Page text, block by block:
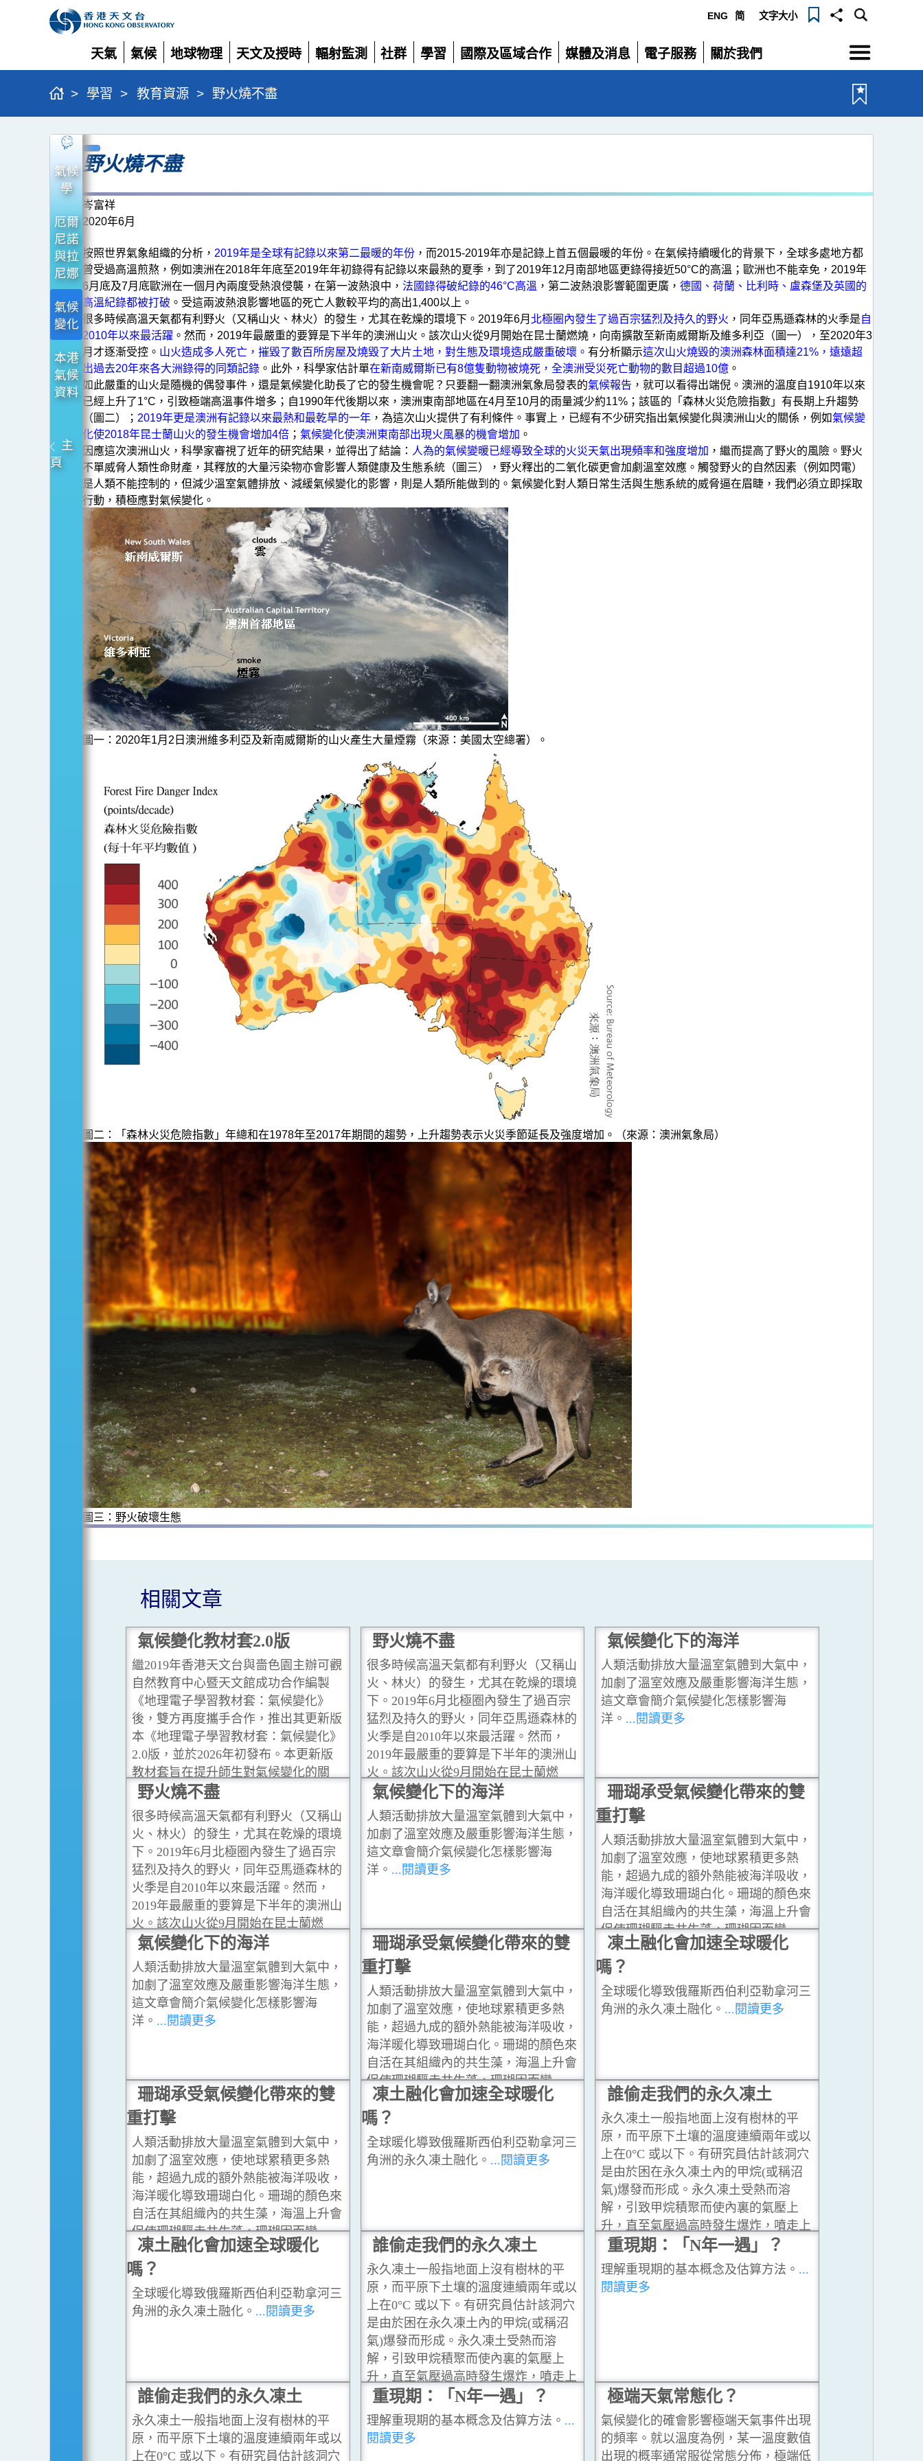
ENG 简 文字大小
天氣
展
開
氣候
展
開
地球物理
展
開
天文及授時
展
開
輻射監測
展
社群
展
學習
展
國際及區域合作
展
媒體及消息
展
電子服務
展
關於我們
展
選
單
> 學習 > 教育資源 > 野火燒不盡
野
火
燒
不
盡
氣候
學
厄爾
尼諾
與拉
尼娜
氣候
變化
本港
氣候
資料
主
頁
野火燒不盡
岑富祥
2020年6月
按照世界氣象組織的分析， 2019年是全球有記錄以來第二最暖的年份 ，而2015-2019年亦是記錄上首五個最暖的年份。在氣候持續暖化的背景下，全球多處地方都
曾受過高溫煎熬，例如澳洲在2018年年底至2019年年初錄得有記錄以來最熱的夏季，到了2019年12月南部地區更錄得接近50°C的高溫；歐洲也不能幸免，2019年
6月底及7月底歐洲在一個月內兩度受熱浪侵襲，在第一波熱浪中，法國錄得破紀錄的46°C高溫 ，第二波熱浪影響範圍更廣，德國、荷蘭、比利時、盧森堡及英國的
高溫紀錄都被打破 。受這兩波熱浪影響地區的死亡人數較平均的高出1,400以上。
很多時候高溫天氣都有利野火（又稱山火、林火）的發生，尤其在乾燥的環境下。2019年6月 北極圈內發生了過百宗猛烈及持久的野火 ，同年亞馬遜森林的火季是自
2010年以來最活躍 。然而，2019年最嚴重的要算是下半年的澳洲山火。該次山火從9月開始在昆士蘭燃燒，向南擴散至新南威爾斯及維多利亞（圖一），至2020年3
月才逐漸受控。 山火造成多人死亡，摧毀了數百所房屋及燒毀了大片土地，對生態及環境造成嚴重破壞。有分析顯示這次山火燒毀的澳洲森林面積達21%，遠遠超
出過去20年來各大洲錄得的同類記錄 。此外，科學家估計單在新南威爾斯已有8億隻動物被燒死，全澳洲受災死亡動物的數目超過10億 。
如此嚴重的山火是隨機的偶發事件，還是氣候變化助長了它的發生機會呢？只要翻一翻澳洲氣象局發表的氣候報告 ，就可以看得出端倪。澳洲的溫度自1910年以來
已經上升了1°C，引致極端高溫事件增多；自1990年代後期以來，澳洲東南部地區在4月至10月的雨量減少約11%；該區的「森林火災危險指數」有長期上升趨勢
（圖二）； 2019年更是澳洲有記錄以來最熱和最乾旱的一年 ，為這次山火提供了有利條件。事實上，已經有不少研究指出氣候變化與澳洲山火的關係，例如氣候變
化使2018年昆士蘭山火的發生機會增加4倍 ；氣候變化使澳洲東南部出現火風暴的機會增加 。
因應這次澳洲山火，科學家審視了近年的研究結果，並得出了結論： 人為的氣候變暖已經導致全球的火災天氣出現頻率和強度增加 ，繼而提高了野火的風險。野火
不單威脅人類性命財產，其釋放的大量污染物亦會影響人類健康及生態系統（圖三），野火釋出的二氧化碳更會加劇溫室效應。觸發野火的自然因素（例如閃電）
是人類不能控制的，但減少溫室氣體排放、減緩氣候變化的影響，則是人類所能做到的。氣候變化對人類日常生活與生態系統的威脅逼在眉睫，我們必須立即採取
行動，積極應對氣候變化。
圖一：2020年1月2日澳洲維多利亞及新南威爾斯的山火產生大量煙霧（來源：美國太空總署）。
圖二：「森林火災危險指數」年總和在1978年至2017年期間的趨勢，上升趨勢表示火災季節延長及強度增加。（來源：澳洲氣象局）
圖三：野火破壞生態
相關文章
氣候變化教材套2.0版
繼2019年香港天文台與嗇色園主辦可觀
自然教育中心暨天文館成功合作編製
《地理電子學習教材套：氣候變化》
後，雙方再度攜手合作，推出其更新版
本《地理電子學習教材套：氣候變化》
2.0版，並於2026年初發布。本更新版
教材套旨在提升師生對氣候變化的關
注，為他們提供最新的氣候變化科學證
據，從而使他們對此課題有準確理解及
深入認識。...閱讀更多
野火燒不盡
很多時候高溫天氣都有利野火（又稱山
火、林火）的發生，尤其在乾燥的環境
下。2019年6月北極圈內發生了過百宗
猛烈及持久的野火，同年亞馬遜森林的
火季是自2010年以來最活躍。然而，
2019年最嚴重的要算是下半年的澳洲山
火。該次山火從9月開始在昆士蘭燃
燒，向南擴散至新南威爾斯及維多利
亞，至2020年3月才逐漸受控。...閱讀
更多
氣候變化下的海洋
人類活動排放大量溫室氣體到大氣中，
加劇了溫室效應及嚴重影響海洋生態，
這文章會簡介氣候變化怎樣影響海
洋。 ...閱讀更多
野火燒不盡
很多時候高溫天氣都有利野火（又稱山
火、林火）的發生，尤其在乾燥的環境
下。2019年6月北極圈內發生了過百宗
猛烈及持久的野火，同年亞馬遜森林的
火季是自2010年以來最活躍。然而，
2019年最嚴重的要算是下半年的澳洲山
火。該次山火從9月開始在昆士蘭燃
燒，向南擴散至新南威爾斯及維多利
亞，至2020年3月才逐漸受控。...閱讀
更多
氣候變化下的海洋
人類活動排放大量溫室氣體到大氣中，
加劇了溫室效應及嚴重影響海洋生態，
這文章會簡介氣候變化怎樣影響海
洋。 ...閱讀更多
珊瑚承受氣候變化帶來的雙
重打擊
人類活動排放大量溫室氣體到大氣中，
加劇了溫室效應，使地球累積更多熱
能，超過九成的額外熱能被海洋吸收，
海洋暖化導致珊瑚白化。珊瑚的顏色來
自活在其組織內的共生藻，海溫上升會
促使珊瑚驅走共生藻，珊瑚因而變
白。...閱讀更多
氣候變化下的海洋
人類活動排放大量溫室氣體到大氣中，
加劇了溫室效應及嚴重影響海洋生態，
這文章會簡介氣候變化怎樣影響海
洋。 ...閱讀更多
珊瑚承受氣候變化帶來的雙
重打擊
人類活動排放大量溫室氣體到大氣中，
加劇了溫室效應，使地球累積更多熱
能，超過九成的額外熱能被海洋吸收，
海洋暖化導致珊瑚白化。珊瑚的顏色來
自活在其組織內的共生藻，海溫上升會
促使珊瑚驅走共生藻，珊瑚因而變
白。...閱讀更多
凍土融化會加速全球暖化
嗎？
全球暖化導致俄羅斯西伯利亞勒拿河三
角洲的永久凍土融化。 ...閱讀更多
珊瑚承受氣候變化帶來的雙
重打擊
人類活動排放大量溫室氣體到大氣中，
加劇了溫室效應，使地球累積更多熱
能，超過九成的額外熱能被海洋吸收，
海洋暖化導致珊瑚白化。珊瑚的顏色來
自活在其組織內的共生藻，海溫上升會
促使珊瑚驅走共生藻，珊瑚因而變
白。...閱讀更多
凍土融化會加速全球暖化
嗎？
全球暖化導致俄羅斯西伯利亞勒拿河三
角洲的永久凍土融化。 ...閱讀更多
誰偷走我們的永久凍土
永久凍土一般指地面上沒有樹林的平
原，而平原下土壤的溫度連續兩年或以
上在0°C 或以下。有研究員估計該洞穴
是由於困在永久凍土內的甲烷(或稱沼
氣)爆發而形成。永久凍土受熱而溶
解，引致甲烷積聚而使內裏的氣壓上
升，直至氣壓過高時發生爆炸，噴走上
層的土壤而形成洞穴。...閱讀更多
凍土融化會加速全球暖化
嗎？
全球暖化導致俄羅斯西伯利亞勒拿河三
角洲的永久凍土融化。 ...閱讀更多
誰偷走我們的永久凍土
永久凍土一般指地面上沒有樹林的平
原，而平原下土壤的溫度連續兩年或以
上在0°C 或以下。有研究員估計該洞穴
是由於困在永久凍土內的甲烷(或稱沼
氣)爆發而形成。永久凍土受熱而溶
解，引致甲烷積聚而使內裏的氣壓上
升，直至氣壓過高時發生爆炸，噴走上
層的土壤而形成洞穴。...閱讀更多
重現期：「N年一遇」？
理解重現期的基本概念及估算方法。 ...
閱讀更多
誰偷走我們的永久凍土
永久凍土一般指地面上沒有樹林的平
原，而平原下土壤的溫度連續兩年或以
上在0°C 或以下。有研究員估計該洞穴
重現期：「N年一遇」？
理解重現期的基本概念及估算方法。 ...
閱讀更多
極端天氣常態化？
氣候變化的確會影響極端天氣事件出現
的頻率。就以溫度為例，某一溫度數值
出現的概率通常服從常態分佈，極端低